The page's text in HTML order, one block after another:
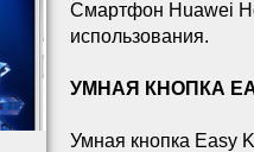
Смартфон Huawei
использования.
УМНАЯ КНОПКА
Умная кнопка Easy